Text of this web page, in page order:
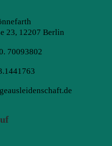
23, 12207 Berlin
70093802